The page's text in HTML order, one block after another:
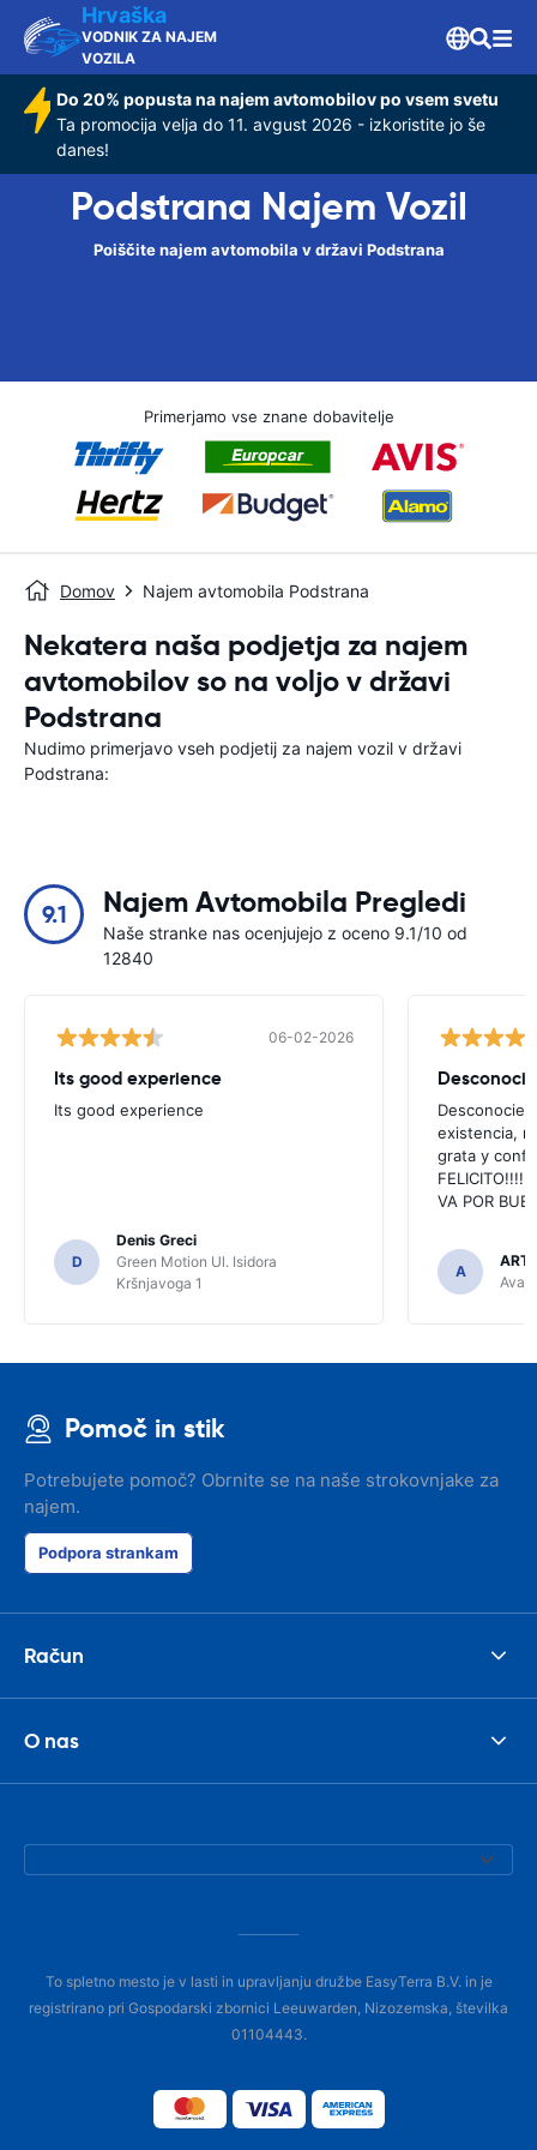
Hrvaška
VODNIK ZA NAJEM
VOZILA
Do 20% popusta na najem avtomobilov po vsem svetu
Ta promocija velja do 11. avgust 2026 - izkoristite jo še
danes!
Podstrana Najem Vozil
Poiščite najem avtomobila v državi Podstrana
Primerjamo vse znane dobavitelje
Domov Najem avtomobila Podstrana
Nekatera naša podjetja za najem
avtomobilov so na voljo v državi
Podstrana
Nudimo primerjavo vseh podjetij za najem vozil v državi
Podstrana:
9.1 Najem Avtomobila Pregledi
Naše stranke nas ocenjujejo z oceno 9.1/10 od
12840
06-02-2026
Its good experience
Its good experience
D
Denis Greci
Green Motion Ul. Isidora
Kršnjavoga 1
existencia,
grata y
FELICITO!!!!,
VA POR
A
Pomoč in stik
Potrebujete pomoč? Obrnite se na naše strokovnjake za
najem.
Podpora strankam
Račun
O nas
To spletno mesto je v lasti in upravljanju družbe EasyTerra B.V. in je
registrirano pri Gospodarski zbornici Leeuwarden, Nizozemska, številka
01104443.